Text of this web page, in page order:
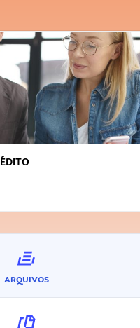
SEJA SUSTENTÁVEL, SEJA
ARQUIVOS